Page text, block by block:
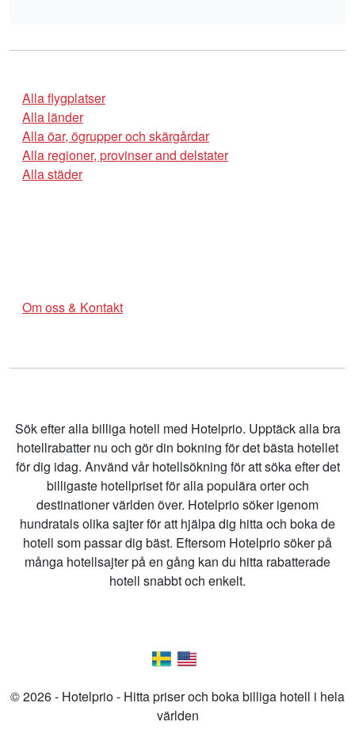
Alla flygplatser
Alla länder
Alla öar, ögrupper och skärgårdar
Alla regioner, provinser and delstater
Alla städer
Om oss & Kontakt
Sök efter alla billiga hotell med Hotelprio. Upptäck alla bra
hotellrabatter nu och gör din bokning för det bästa hotellet
för dig idag. Använd vår hotellsökning för att söka efter det
billigaste hotellpriset för alla populära orter och
destinationer världen över. Hotelprio söker igenom
hundratals olika sajter för att hjälpa dig hitta och boka de
hotell som passar dig bäst. Eftersom Hotelprio söker på
många hotellsajter på en gång kan du hitta rabatterade
hotell snabbt och enkelt.
© 2026 - Hotelprio - Hitta priser och boka billiga hotell i hela
världen